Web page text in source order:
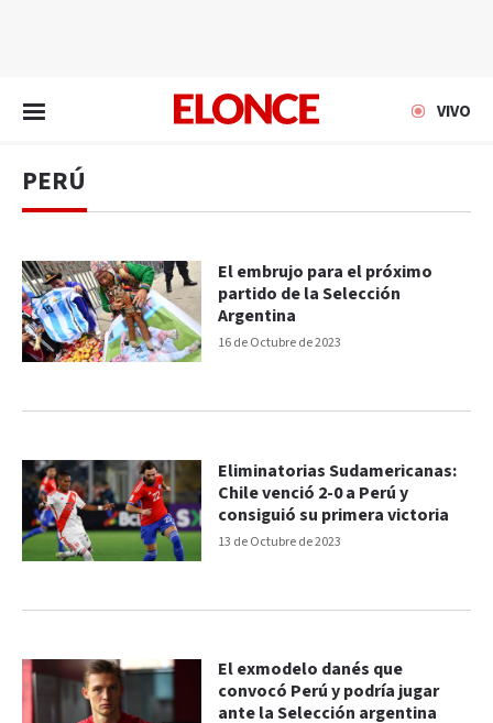
VIVO
PERÚ
16 de Octubre de 2023
El embrujo para el próximo
partido de la Selección
Argentina
13 de Octubre de 2023
Eliminatorias Sudamericanas:
Chile venció 2-0 a Perú y
consiguió su primera victoria
El exmodelo danés que
convocó Perú y podría jugar
ante la Selección argentina